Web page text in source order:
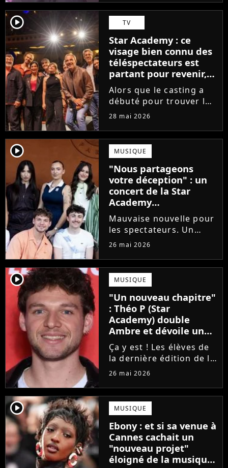
son tout premier single.
Avec Garçon solide, le
chanteur livre une
facette plus fragile de
sa personnalité....
player2 TV
Star Academy : ce
visage bien connu des
téléspectateurs est
partant pour revenir,
sauf que la place est
déjà prise
Alors que le casting a
débuté pour trouver les
prochains Pierre
Ambre, une professeure
emblématique de la Star
Academy se positionne
pour enseigner le chant
aux...
28 mai 2026
player2 MUSIQUE
"Nous partageons
votre déception" : un
concert de la Star
Academy
définitivement annulé
Mauvaise nouvelle pour
les spectateurs. Un
concert de la Star
dernière minute pour
des raisons de santé, ne
sera finalement pas
reprogrammé.
26 mai 2026
player2 MUSIQUE
"Un nouveau chapitre"
: Théo P (Star
Academy) double
Ambre et dévoile un
premier extrait de son
single
Ça y est ! Les élèves de
la dernière édition de la
Star Academy
publier leurs singles et
c'est Théo P qui sera le
prochain à faire le
grand saut. Découvrez
un extrait...
26 mai 2026
player2 MUSIQUE
Ebony : et si sa venue à
Cannes cachait un
"nouveau projet"
éloigné de la musique